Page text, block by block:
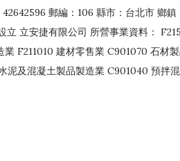
郵編：106 縣市：台北市 鄉
立 立安捷有限公司 所營事業資料：
F211010 建材零售業 C901070 石材
泥及混凝土製品製造業 C901040 預拌
食品什貨批發業 F106020 日常